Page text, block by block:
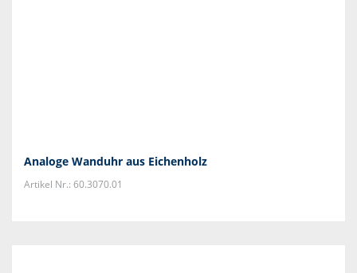
Analoge Wanduhr aus Eichenholz
Artikel Nr.: 60.3070.01